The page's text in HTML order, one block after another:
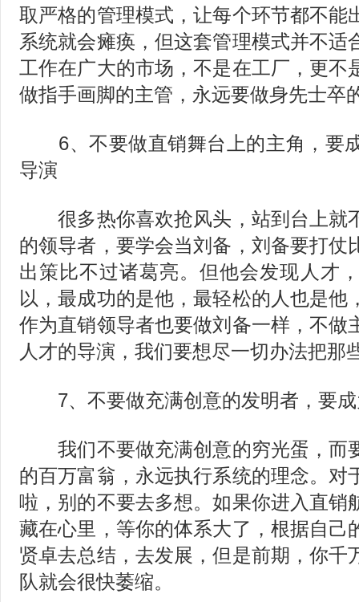
取严格的管理模式，让每个环节都不能
系统就会瘫痪，但这套管理模式并不适
工作在广大的市场，不是在工厂，更不
做指手画脚的主管，永远要做身先士卒
6、不要做直销舞台上的主角，要
导演
很多热你喜欢抢风头，站到台上就
的领导者，要学会当刘备，刘备要打仗
出策比不过诸葛亮。但他会发现人才
以，最成功的是他，最轻松的人也是他
作为直销领导者也要做刘备一样，不做
人才的导演，我们要想尽一切办法把那
7、不要做充满创意的发明者，要成
我们不要做充满创意的穷光蛋，而
的百万富翁，永远执行系统的理念。对
啦，别的不要去多想。如果你进入直销
藏在心里，等你的体系大了，根据自己
贤卓去总结，去发展，但是前期，你千
队就会很快萎缩。